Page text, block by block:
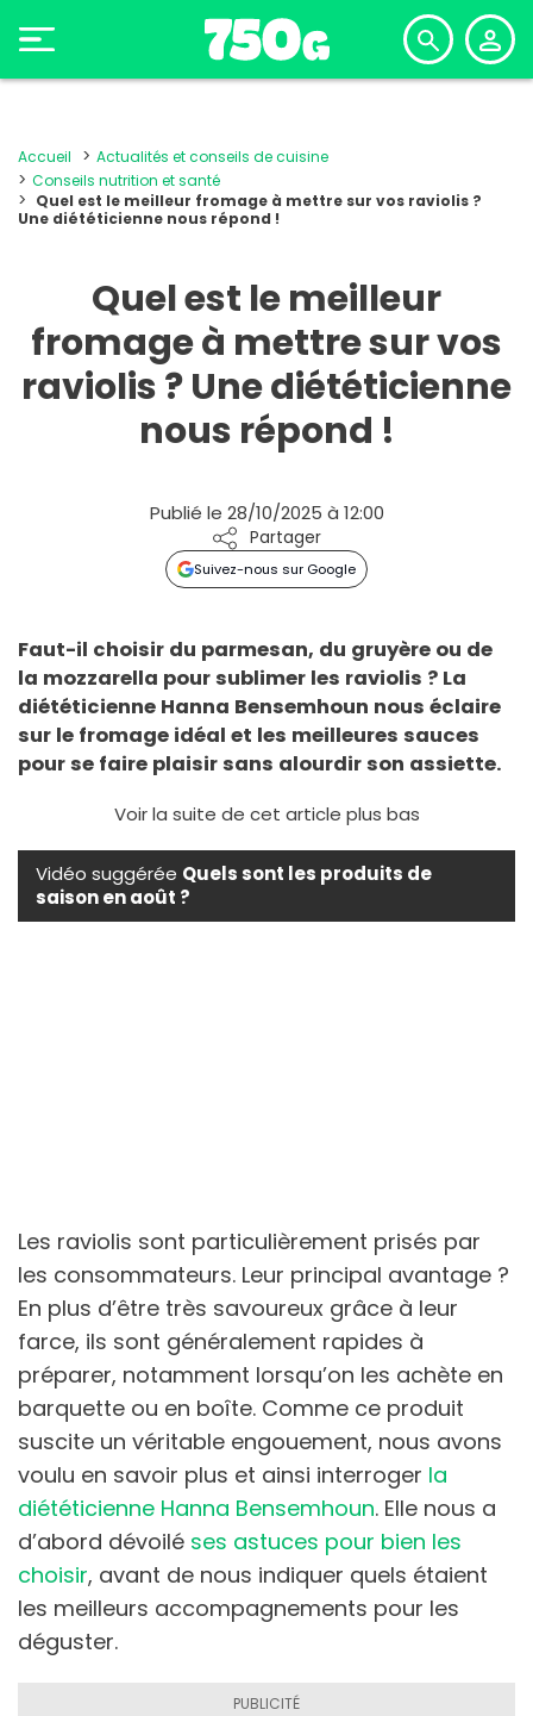
Accueil
Actualités et conseils de cuisine
Conseils nutrition et santé
Quel est le meilleur fromage à mettre sur vos raviolis ?
Une diététicienne nous répond !
Quel est le meilleur
fromage à mettre sur vos
raviolis ? Une diététicienne
nous répond !
Publié le 28/10/2025 à 12:00
Partager
Suivez-nous sur Google
Faut-il choisir du parmesan, du gruyère ou de
la mozzarella pour sublimer les raviolis ? La
diététicienne Hanna Bensemhoun nous éclaire
sur le fromage idéal et les meilleures sauces
pour se faire plaisir sans alourdir son assiette.
Voir la suite de cet article plus bas
Vidéo suggérée Quels sont les produits de
saison en août ?
Les raviolis sont particulièrement prisés par
les consommateurs. Leur principal avantage ?
En plus d’être très savoureux grâce à leur
farce, ils sont généralement rapides à
préparer, notamment lorsqu’on les achète en
barquette ou en boîte. Comme ce produit
suscite un véritable engouement, nous avons
voulu en savoir plus et ainsi interroger la
diététicienne Hanna Bensemhoun. Elle nous a
d’abord dévoilé ses astuces pour bien les
choisir, avant de nous indiquer quels étaient
les meilleurs accompagnements pour les
déguster.